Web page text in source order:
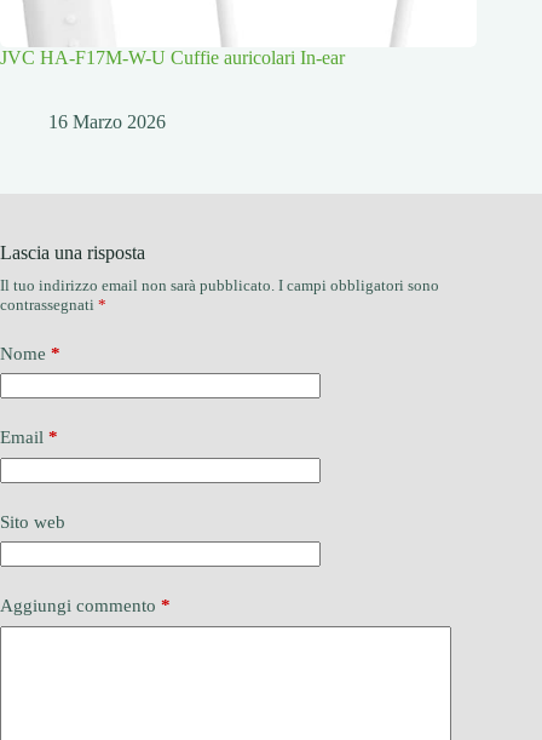
JVC HA-F17M-W-U Cuffie auricolari In-ear
16 Marzo 2026
Lascia una risposta
Il tuo indirizzo email non sarà pubblicato. I campi obbligatori sono
contrassegnati *
Nome *
Email *
Sito web
Aggiungi commento *